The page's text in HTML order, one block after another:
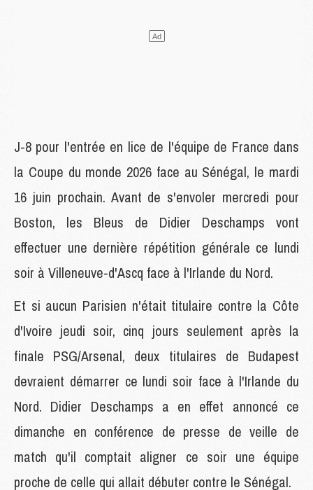
J-8 pour l'entrée en lice de l'équipe de France dans
la Coupe du monde 2026 face au Sénégal, le mardi
16 juin prochain. Avant de s'envoler mercredi pour
Boston, les Bleus de Didier Deschamps vont
effectuer une dernière répétition générale ce lundi
soir à Villeneuve-d'Ascq face à l'Irlande du Nord.
Et si aucun Parisien n'était titulaire contre la Côte
d'Ivoire jeudi soir, cinq jours seulement après la
finale PSG/Arsenal, deux titulaires de Budapest
devraient démarrer ce lundi soir face à l'Irlande du
Nord. Didier Deschamps a en effet annoncé ce
dimanche en conférence de presse de veille de
match qu'il comptait aligner ce soir une équipe
proche de celle qui allait débuter contre le Sénégal.